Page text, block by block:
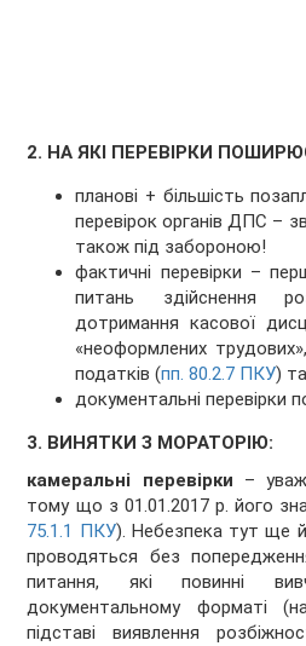
2. НА ЯКІ ПЕРЕВІРКИ
планові + більшість
перевірок органів ДПС –
також під забороною!
фактичні перевірки –
питань здійснення
дотримання касової
«неоформлених
податків (пп. 80.2.7 ПКУ)
документальні перевірки
3. ВИНЯТКИ З МОРАТОРІЮ:
камеральні перевірки –
тому що з 01.01.2017 р. його
75.1.1 ПКУ). Небезпека тут ще
проводяться без
питання, які повинні
документальному форматі
підставі виявлення